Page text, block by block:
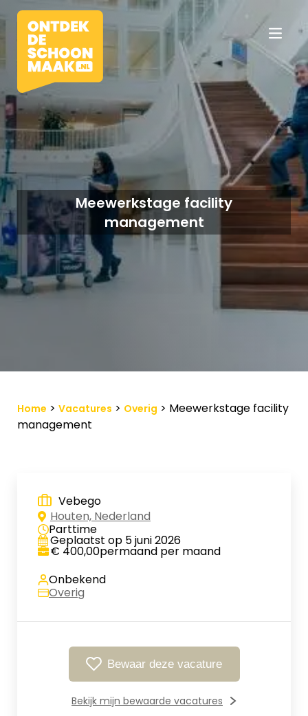
Meewerkstage facility
management
Home > Vacatures > Overig > Meewerkstage facility
management
Vebego
Houten, Nederland
Parttime
Geplaatst op 5 juni 2026
€ 400,00permaand per maand
Onbekend
Overig
Bewaar deze vacature
Bekijk mijn bewaarde vacatures
Vacatures
Beroepen
Werkomgevingen
Opleidingen
Werkgevers
Bewaarde vacatures